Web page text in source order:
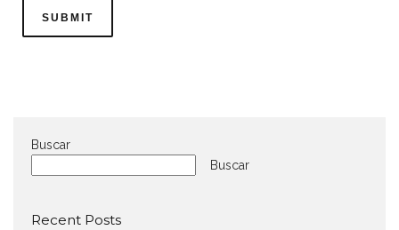
Buscar
Buscar
Recent Posts